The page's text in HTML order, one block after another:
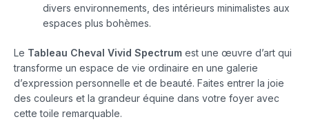
divers environnements, des intérieurs minimalistes aux
espaces plus bohèmes.
Le Tableau Cheval Vivid Spectrum est une œuvre d’art qui
transforme un espace de vie ordinaire en une galerie
d’expression personnelle et de beauté. Faites entrer la joie
des couleurs et la grandeur équine dans votre foyer avec
cette toile remarquable.